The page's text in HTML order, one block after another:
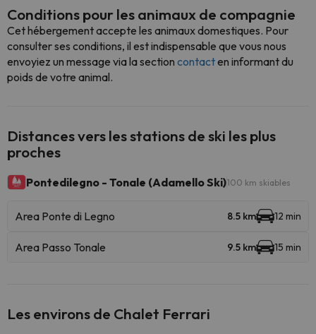
Conditions pour les animaux de compagnie
Cet hébergement accepte les animaux domestiques. Pour
consulter ses conditions, il est indispensable que vous nous
envoyiez un message via la section contacten informant du
poids de votre animal.
Distances vers les stations de ski les plus
proches
Pontedilegno - Tonale (Adamello Ski)100 km skiables
Area Ponte di Legno 8.5 km 12 min
Area Passo Tonale 9.5 km 15 min
Les environs de Chalet Ferrari